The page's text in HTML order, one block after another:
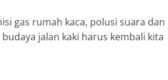
gas rumah kaca, polusi suara dan
jalan kaki harus kembali kita